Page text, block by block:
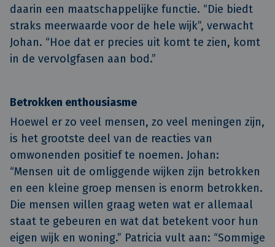
daarin een maatschappelijke functie. “Die biedt
straks meerwaarde voor de hele wijk”, verwacht
Johan. “Hoe dat er precies uit komt te zien, komt
in de vervolgfasen aan bod.”
Betrokken enthousiasme
Hoewel er zo veel mensen, zo veel meningen zijn,
is het grootste deel van de reacties van
omwonenden positief te noemen. Johan:
“Mensen uit de omliggende wijken zijn betrokken
en een kleine groep mensen is enorm betrokken.
Die mensen willen graag weten wat er allemaal
staat te gebeuren en wat dat betekent voor hun
eigen wijk en woning.” Patricia vult aan: “Sommige